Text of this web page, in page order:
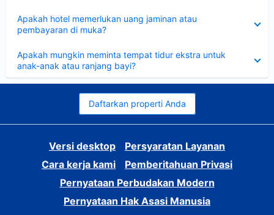
Apakah hotel memerlukan uang jaminan atau
pembayaran di muka?
Apakah mungkin meminta tempat tidur ekstra untuk
anak-anak atau ranjang bayi?
Daftarkan properti Anda
Versi desktop
Persyaratan Layanan
Cara kerja kami
Pemberitahuan Privasi
Pernyataan Perbudakan Modern
Pernyataan Hak Asasi Manusia